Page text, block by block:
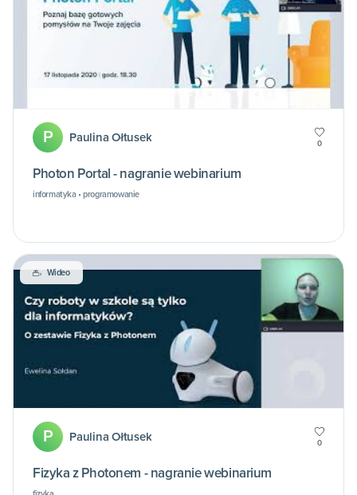
P Paulina Ołtusek 0
Photon Portal - nagranie webinarium
informatyka • programowanie
Wideo
P Paulina Ołtusek 0
Fizyka z Photonem - nagranie webinarium